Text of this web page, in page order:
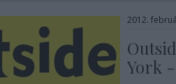
2012.
York